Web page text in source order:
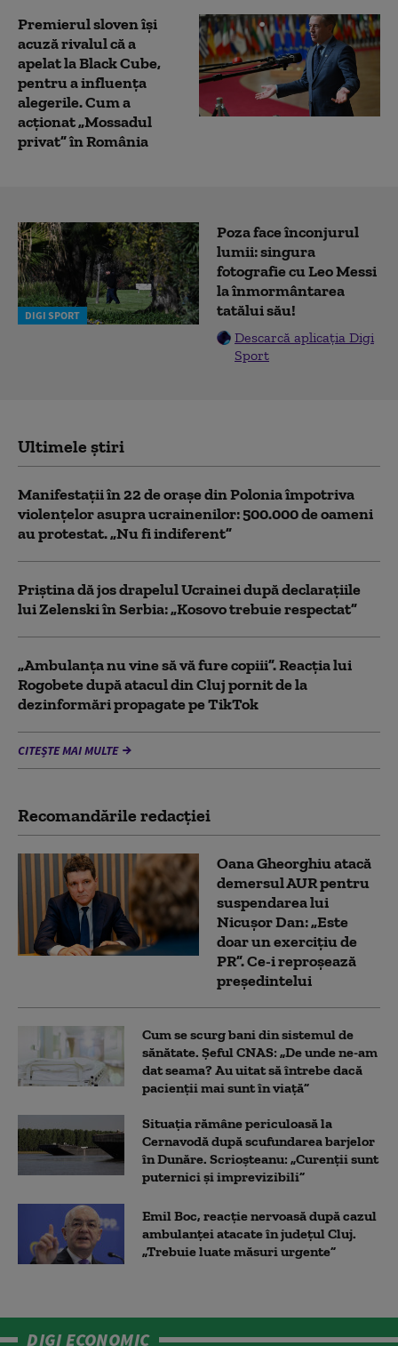
Premierul sloven își
acuză rivalul că a
apelat la Black Cube,
pentru a influența
alegerile. Cum a
acționat „Mossadul
privat” în România
DIGI SPORT
Poza face înconjurul
lumii: singura
fotografie cu Leo Messi
la înmormântarea
tatălui său!
Descarcă aplicația Digi
Sport
Ultimele știri
Manifestații în 22 de orașe din Polonia împotriva
violențelor asupra ucrainenilor: 500.000 de oameni
au protestat. „Nu fi indiferent”
Priștina dă jos drapelul Ucrainei după declarațiile
lui Zelenski în Serbia: „Kosovo trebuie respectat”
„Ambulanța nu vine să vă fure copiii”. Reacția lui
Rogobete după atacul din Cluj pornit de la
dezinformări propagate pe TikTok
CITEȘTE MAI MULTE
Recomandările redacţiei
Oana Gheorghiu atacă
demersul AUR pentru
suspendarea lui
Nicușor Dan: „Este
doar un exercițiu de
PR”. Ce-i reproșează
președintelui
Cum se scurg bani din sistemul de
sănătate. Șeful CNAS: „De unde ne-am
dat seama? Au uitat să întrebe dacă
pacienții mai sunt în viață”
Situația rămâne periculoasă la
Cernavodă după scufundarea barjelor
în Dunăre. Scrioșteanu: „Curenții sunt
puternici și imprevizibili”
Emil Boc, reacție nervoasă după cazul
ambulanței atacate în județul Cluj.
„Trebuie luate măsuri urgente”
DIGI ECONOMIC